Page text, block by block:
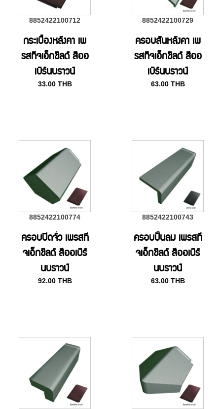
8852422100712
กระเบื้องหลังคา เพ
รสทีจเอ็กชิลด์ สีออ
เบิร์นบราวน์
33.00 THB
8852422100729
ครอบสันหลังคา เพ
รสทีจเอ็กชิลด์ สีออ
เบิร์นบราวน์
63.00 THB
8852422100774
ครอบปิดจั่ว เพรสที
จเอ็กชิลด์ สีออเบิร์
นบราวน์
92.00 THB
8852422100743
ครอบปั้นลม เพรสที
จเอ็กชิลด์ สีออเบิร์
นบราวน์
63.00 THB